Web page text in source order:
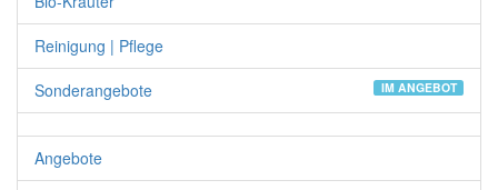
Reinigung | Pflege
Sonderangebote
IM ANGEBOT
Angebote